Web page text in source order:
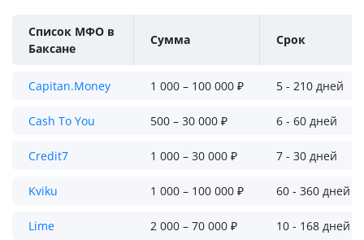
Список МФО в
Баксане
Сумма Срок
Capitan.Money 1 000 – 100 000 ₽ 5 - 210 дней
Cash To You 500 – 30 000 ₽ 6 - 60 дней
Credit7 1 000 – 30 000 ₽ 7 - 30 дней
Kviku 1 000 – 100 000 ₽ 60 - 360 дней
Lime 2 000 – 70 000 ₽ 10 - 168 дней